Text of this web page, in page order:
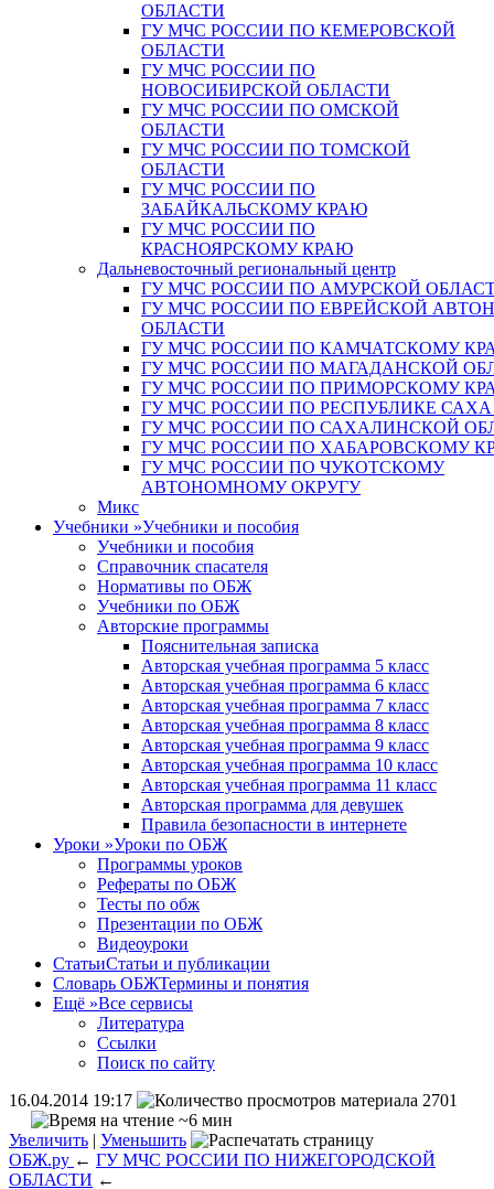
ОБЛАСТИ
ГУ МЧС РОССИИ ПО КЕМЕРОВСКОЙ
ОБЛАСТИ
ГУ МЧС РОССИИ ПО
НОВОСИБИРСКОЙ ОБЛАСТИ
ГУ МЧС РОССИИ ПО ОМСКОЙ
ОБЛАСТИ
ГУ МЧС РОССИИ ПО ТОМСКОЙ
ОБЛАСТИ
ГУ МЧС РОССИИ ПО
ЗАБАЙКАЛЬСКОМУ КРАЮ
ГУ МЧС РОССИИ ПО
КРАСНОЯРСКОМУ КРАЮ
Дальневосточный региональный центр
ГУ МЧС РОССИИ ПО АМУРСКОЙ
ГУ МЧС РОССИИ ПО ЕВРЕЙСКОЙ
ОБЛАСТИ
ГУ МЧС РОССИИ ПО КАМЧАТСКОМУ
ГУ МЧС РОССИИ ПО МАГАДАНСКОЙ
ГУ МЧС РОССИИ ПО ПРИМОРСКОМУ
ГУ МЧС РОССИИ ПО РЕСПУБЛИКЕ
ГУ МЧС РОССИИ ПО САХАЛИНСКОЙ
ГУ МЧС РОССИИ ПО ХАБАРОВСКОМУ
ГУ МЧС РОССИИ ПО ЧУКОТСКОМУ
АВТОНОМНОМУ ОКРУГУ
Микс
Учебники »Учебники и пособия
Учебники и пособия
Справочник спасателя
Нормативы по ОБЖ
Учебники по ОБЖ
Авторские программы
Пояснительная записка
Авторская учебная программа 5 класс
Авторская учебная программа 6 класс
Авторская учебная программа 7 класс
Авторская учебная программа 8 класс
Авторская учебная программа 9 класс
Авторская учебная программа 10 класс
Авторская учебная программа 11 класс
Авторская программа для девушек
Правила безопасности в интернете
Уроки »Уроки по ОБЖ
Программы уроков
Рефераты по ОБЖ
Тесты по обж
Презентации по ОБЖ
Видеоуроки
СтатьиСтатьи и публикации
Словарь ОБЖТермины и понятия
Ещё »Все сервисы
Литература
Ссылки
Поиск по сайту
16.04.2014 19:17
2701
~6 мин
Увеличить | Уменьшить
ОБЖ.ру ← ГУ МЧС РОССИИ ПО НИЖЕГОРОДСКОЙ
ОБЛАСТИ ←